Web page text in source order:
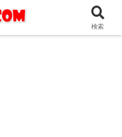
検索